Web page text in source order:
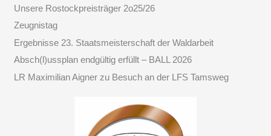
Unsere Rostockpreisträger 2o25/26
Zeugnistag
Ergebnisse 23. Staatsmeisterschaft der Waldarbeit
Absch(l)ussplan endgültig erfüllt – BALL 2026
LR Maximilian Aigner zu Besuch an der LFS Tamsweg